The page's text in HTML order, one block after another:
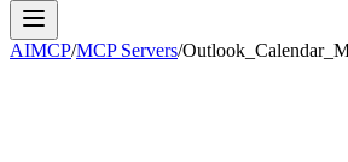
AIMCP/MCP Servers/